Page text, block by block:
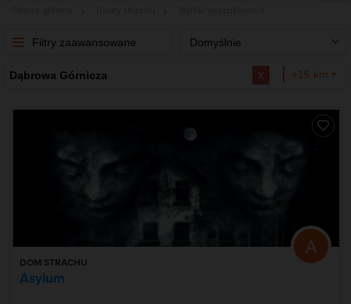
Filtry zaawansowane Domyślnie
Dąbrowa Górnicza x +15 km
DOM STRACHU
Asylum